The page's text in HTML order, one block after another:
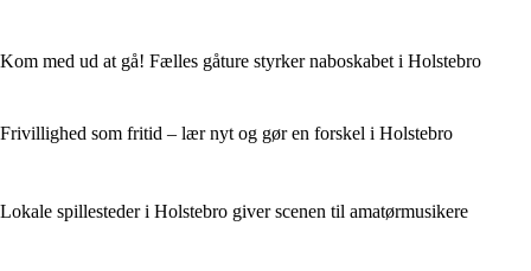
Kom med ud at gå! Fælles gåture styrker naboskabet i Holstebro
Frivillighed som fritid – lær nyt og gør en forskel i Holstebro
Lokale spillesteder i Holstebro giver scenen til amatørmusikere